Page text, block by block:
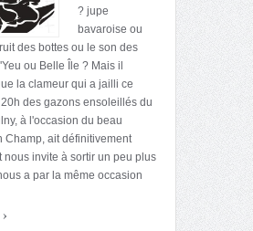
? jupe
bavaroise ou
des bottes ou le son des
ou Belle Île ? Mais il
la clameur qui a jailli ce
des gazons ensoleillés du
à l'occasion du beau
Champ, ait définitivement
nous invite à sortir un peu plus
a par la même occasion
›